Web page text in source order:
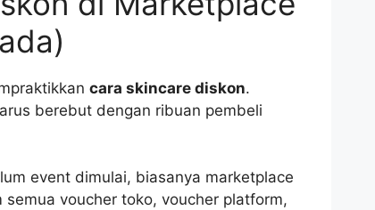
cara skincare diskon.
berebut dengan ribuan pembeli
event dimulai, biasanya marketplace
semua voucher toko, voucher platform,